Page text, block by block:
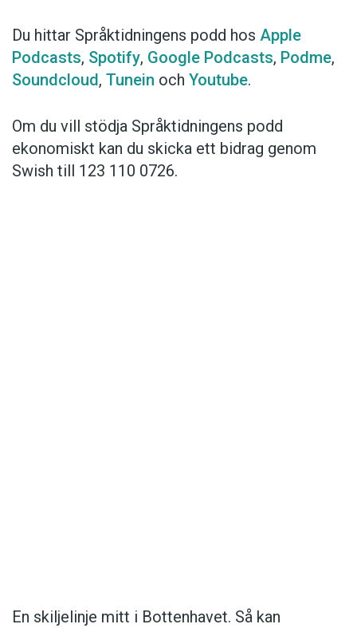
Du hittar Språktidningens podd hos Apple
Podcasts, Spotify, Google Podcasts, Podme,
Soundcloud, Tunein och Youtube.
Om du vill stödja Språktidningens podd
ekonomiskt kan du skicka ett bidrag genom
Swish till 123 110 0726.
En skiljelinje mitt i Bottenhavet. Så kan